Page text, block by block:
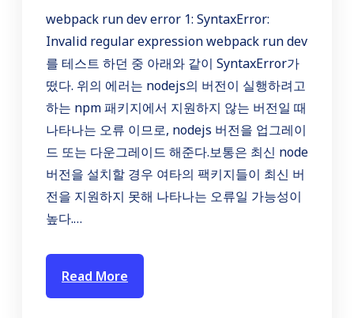
webpack run dev error 1: SyntaxError:
Invalid regular expression webpack run dev
를 테스트 하던 중 아래와 같이 SyntaxError가
떴다. 위의 에러는 nodejs의 버전이 실행하려고
하는 npm 패키지에서 지원하지 않는 버전일 때
나타나는 오류 이므로, nodejs 버전을 업그레이
드 또는 다운그레이드 해준다.보통은 최신 node
버전을 설치할 경우 여타의 팩키지들이 최신 버
전을 지원하지 못해 나타나는 오류일 가능성이
높다.…
Read More